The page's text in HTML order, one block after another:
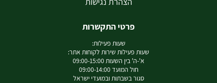
פרטי התקשרות
שעות פעילות:
שעות פעילות שירות לקוחות אתר:
א'-ה' בין השעות 09:00-15:00
חול המועד 09:00-14:00
סגור בשבתות ובמועדי ישראל